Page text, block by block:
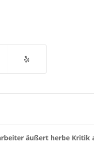
äußert herbe Kritik